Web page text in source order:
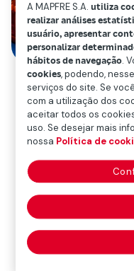
A MAPFRE S.A.utiliza
realizar análises
usuário, apresentar
personalizar
hábitos de navegação.
cookies, podendo,
serviços do site. Se
com a utilização dos
aceitar todos os
uso. Se desejar mais
nossa Política de